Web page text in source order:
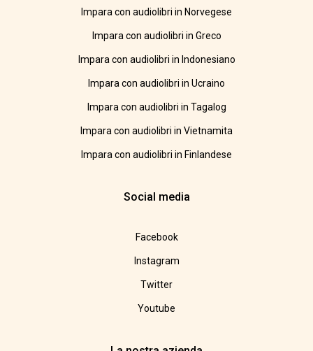
Impara con audiolibri in Norvegese
Impara con audiolibri in Greco
Impara con audiolibri in Indonesiano
Impara con audiolibri in Ucraino
Impara con audiolibri in Tagalog
Impara con audiolibri in Vietnamita
Impara con audiolibri in Finlandese
Social media
Facebook
Instagram
Twitter
Youtube